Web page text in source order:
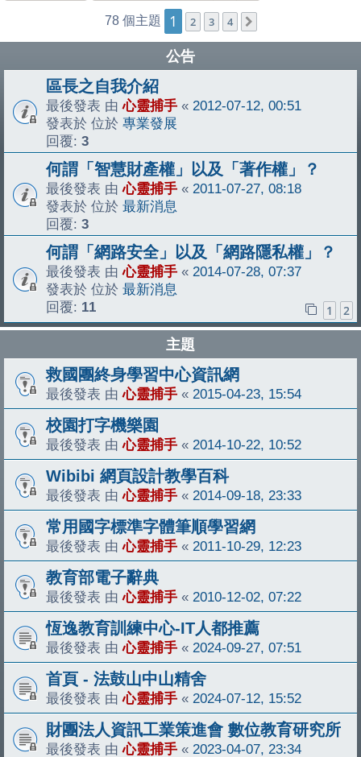
78 個主題 1 2 3 4
公告
區長之自我介紹
最後發表 由心靈捕手 « 2012-07-12, 00:51
發表於 位於 專業發展
回覆: 3
何謂「智慧財產權」以及「著作權」？
最後發表 由心靈捕手 « 2011-07-27, 08:18
發表於 位於 最新消息
回覆: 3
何謂「網路安全」以及「網路隱私權」？
最後發表 由心靈捕手 « 2014-07-28, 07:37
發表於 位於 最新消息
回覆: 11 1 2
主題
救國團終身學習中心資訊網
最後發表 由心靈捕手 « 2015-04-23, 15:54
校園打字機樂園
最後發表 由心靈捕手 « 2014-10-22, 10:52
Wibibi 網頁設計教學百科
最後發表 由心靈捕手 « 2014-09-18, 23:33
常用國字標準字體筆順學習網
最後發表 由心靈捕手 « 2011-10-29, 12:23
教育部電子辭典
最後發表 由心靈捕手 « 2010-12-02, 07:22
恆逸教育訓練中心-IT人都推薦
最後發表 由心靈捕手 « 2024-09-27, 07:51
首頁 - 法鼓山中山精舍
最後發表 由心靈捕手 « 2024-07-12, 15:52
財團法人資訊工業策進會 數位教育研究所
最後發表 由心靈捕手 « 2023-04-07, 23:34